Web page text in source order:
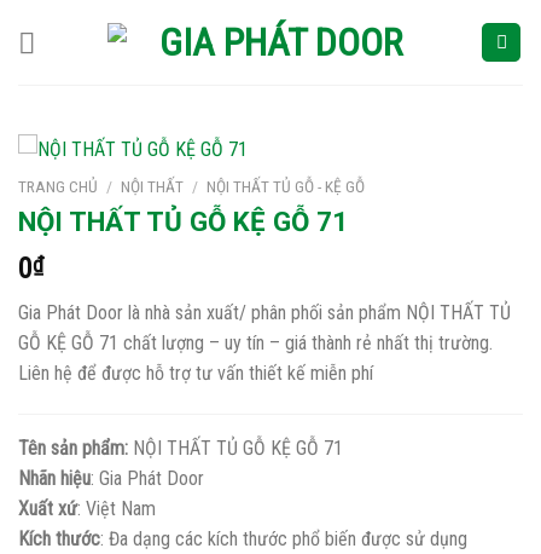
TRANG CHỦ / NỘI THẤT / NỘI THẤT TỦ GỖ - KỆ GỖ
NỘI THẤT TỦ GỖ KỆ GỖ 71
0₫
Gia Phát Door là nhà sản xuất/ phân phối sản phẩm NỘI THẤT TỦ
GỖ KỆ GỖ 71 chất lượng – uy tín – giá thành rẻ nhất thị trường.
Liên hệ để được hỗ trợ tư vấn thiết kế miễn phí
Tên sản phẩm: NỘI THẤT TỦ GỖ KỆ GỖ 71
Nhãn hiệu: Gia Phát Door
Xuất xứ: Việt Nam
Kích thước: Đa dạng các kích thước phổ biến được sử dụng